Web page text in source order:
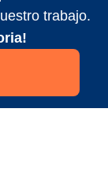
trabajo.